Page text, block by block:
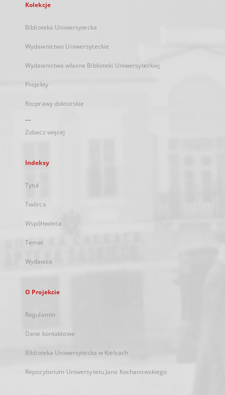
Kolekcje
Biblioteka Uniwersytecka
Wydawnictwo Uniwersyteckie
Wydawnictwa własne Biblioteki Uniwersyteckiej
Projekty
Rozprawy doktorskie
...
Zobacz więcej
Indeksy
Tytuł
Twórca
Współtwórca
Temat
Wydawca
O Projekcie
Regulamin
Dane kontaktowe
Biblioteka Uniwersytecka w Kielcach
Repozytorium Uniwersytetu Jana Kochanowskiego